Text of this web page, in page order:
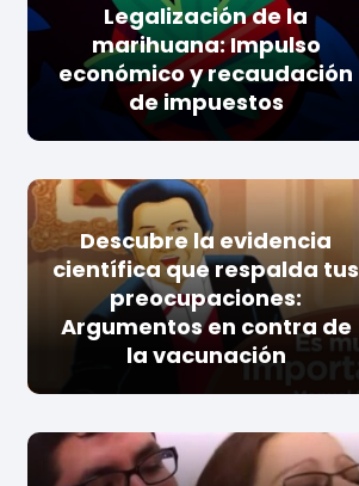
Legalización de la
marihuana: Impulso
económico y recaudación
de impuestos
Descubre la evidencia
científica que respalda tus
preocupaciones:
Argumentos en contra de
la vacunación